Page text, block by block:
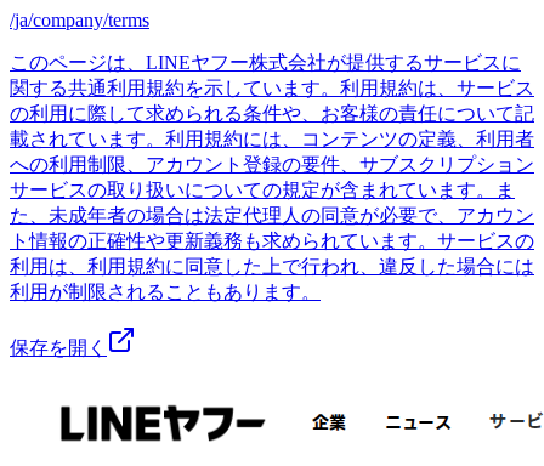
/ja/company/terms
このページは、LINEヤフー株式会社が提供するサービスに
関する共通利用規約を示しています。利用規約は、サービス
の利用に際して求められる条件や、お客様の責任について記
載されています。利用規約には、コンテンツの定義、利用者
への利用制限、アカウント登録の要件、サブスクリプション
サービスの取り扱いについての規定が含まれています。ま
た、未成年者の場合は法定代理人の同意が必要で、アカウン
ト情報の正確性や更新義務も求められています。サービスの
利用は、利用規約に同意した上で行われ、違反した場合には
利用が制限されることもあります。
保存を開く